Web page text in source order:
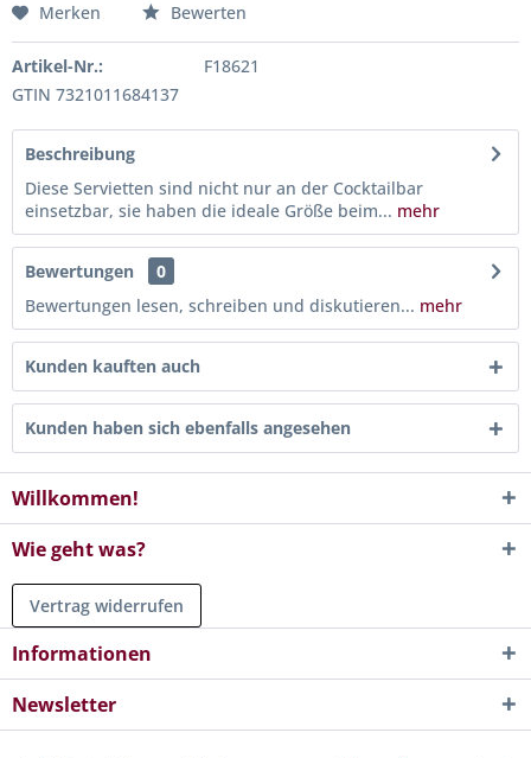
Merken Bewerten
Artikel-Nr.:
F18621
GTIN 7321011684137
Beschreibung
Diese Servietten sind nicht nur an der Cocktailbar
einsetzbar, sie haben die ideale Größe beim... mehr
Bewertungen
0
Bewertungen lesen, schreiben und diskutieren... mehr
Kunden kauften auch
Kunden haben sich ebenfalls angesehen
Willkommen!
Wie geht was?
Vertrag widerrufen
Informationen
Newsletter